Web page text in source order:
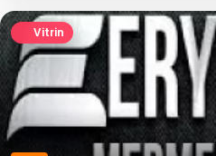
Vitrin